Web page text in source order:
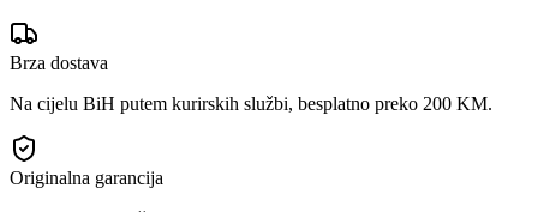
Brza dostava
Na cijelu BiH putem kurirskih službi, besplatno preko 200 KM.
Originalna garancija